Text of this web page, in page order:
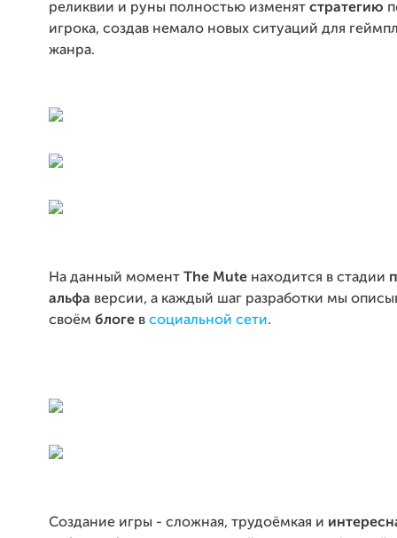
реликвии и руны полностью изменят стратегию
игрока, создав немало новых ситуаций для
жанра.
На данный момент The Mute находится в стадии
альфа версии, а каждый шаг разработки мы
своём блоге в социальной сети.
Создание игры - сложная, трудоёмкая и